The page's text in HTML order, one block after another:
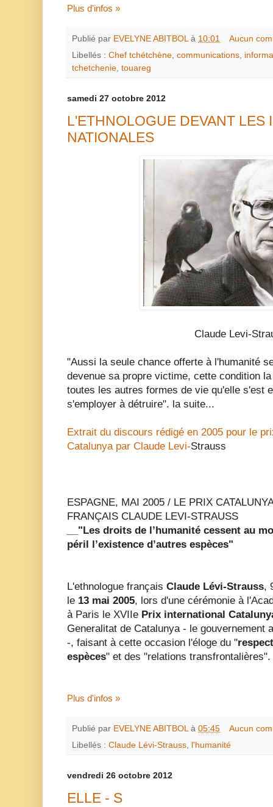
Plus d'infos »
Publié par EVELYNE ABITBOL à 10:01
Aucun
Libellés : Chef tchétchène communications
tchetchenie touareg
samedi 27 octobre 2012
L'ETHNOLOGUE DEVANT LES
NATIONALES
Claude Levi-
"Aussi la seule chance offerte à l'humanité
devenue sa propre victime, cette condition
toutes les autres formes de vie qu'elle s'est
s'employer à détruire". la suite...
Extrait du discours rédigé en 2005 pour le
Catalunya par Claude Levi-Strauss
ESPAGNE, MAI 2005 / LE PRIX
FRANÇAIS CLAUDE LEVI-STRAUSS
__"Les droits de l’humanité cessent au
péril l’existence d’autres espèces"
L'ethnologue français Claude Lévi-Strauss,
le 13 mai 2005, lors d'une cérémonie à
à Paris le XVIIe Prix international
Generalitat de Catalunya - le gouvernement
-, faisant à cette occasion l'éloge du "
espèces" et des "relations transfrontalières".
Plus d'infos »
Publié par EVELYNE ABITBOL à 05:45
Aucun
Libellés : Claude Lévi-Strauss l'humanité
vendredi 26 octobre 2012
ELLE - S